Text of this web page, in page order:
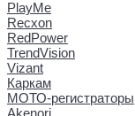
PlayMe
Recxon
RedPower
TrendVision
Vizant
Каркам
МОТО-регистраторы
Akenori